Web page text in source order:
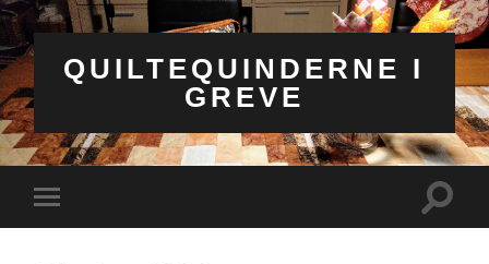
QUILTEQUINDERNE I
GREVE
mobile
Toggle